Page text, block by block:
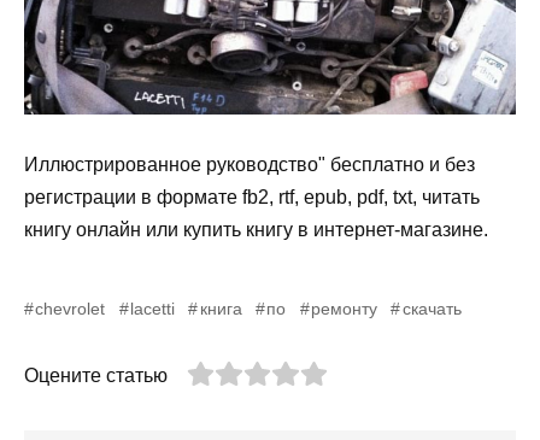
Иллюстрированное руководство" бесплатно и без
регистрации в формате fb2, rtf, epub, pdf, txt, читать
книгу онлайн или купить книгу в интернет-магазине.
chevrolet lacetti книга по ремонту скачать
Оцените статью